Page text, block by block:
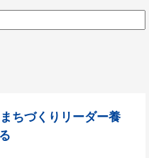
ちづくりリーダー養